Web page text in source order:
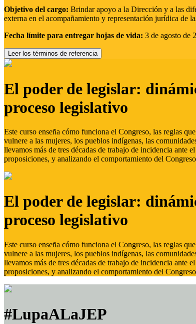
Objetivo del cargo: Brindar apoyo a la Dirección y a las
externa en el acompañamiento y representación jurídica de
Fecha límite para entregar hojas de vida: 3 de agosto de
Leer los términos de referencia
El poder de legislar:
proceso legislativo
Este curso enseña cómo funciona el Congreso, las reglas
vulnere a las mujeres, los pueblos indígenas, las
llevamos más de tres décadas de trabajo de incidencia ante
proposiciones, y analizando el comportamiento del
El poder de legislar:
proceso legislativo
Este curso enseña cómo funciona el Congreso, las reglas
vulnere a las mujeres, los pueblos indígenas, las
llevamos más de tres décadas de trabajo de incidencia ante
proposiciones, y analizando el comportamiento del
#LupaALaJEP